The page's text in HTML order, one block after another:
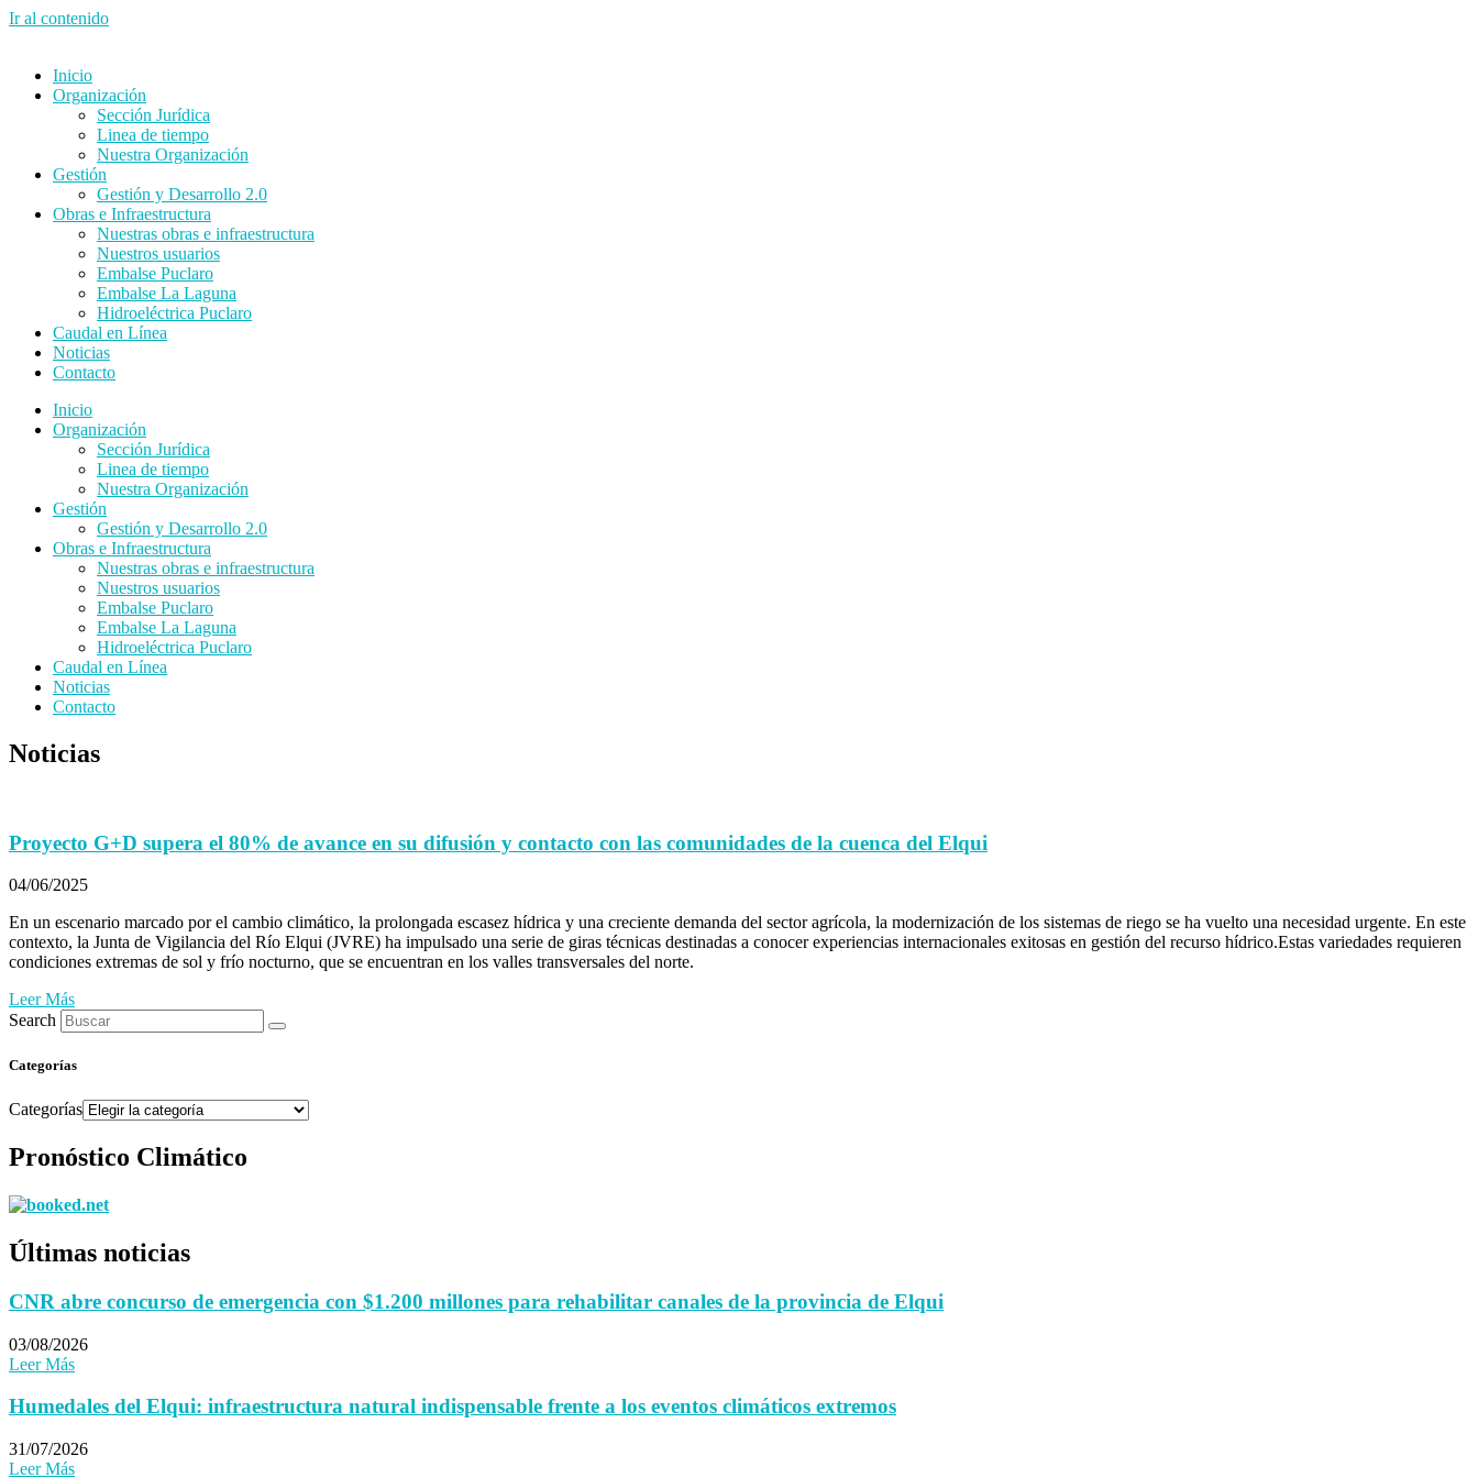
Ir al contenido
Inicio
Organización
Sección Jurídica
Linea de tiempo
Nuestra Organización
Gestión
Gestión y Desarrollo 2.0
Obras e Infraestructura
Nuestras obras e infraestructura
Nuestros usuarios
Embalse Puclaro
Embalse La Laguna
Hidroeléctrica Puclaro
Caudal en Línea
Noticias
Contacto
Inicio
Organización
Sección Jurídica
Linea de tiempo
Nuestra Organización
Gestión
Gestión y Desarrollo 2.0
Obras e Infraestructura
Nuestras obras e infraestructura
Nuestros usuarios
Embalse Puclaro
Embalse La Laguna
Hidroeléctrica Puclaro
Caudal en Línea
Noticias
Contacto
Noticias
Proyecto G+D supera el 80% de avance en su difusión y contacto con las comunidades de la cuenca del Elqui
04/06/2025
En un escenario marcado por el cambio climático, la prolongada escasez hídrica y una creciente demanda del sector agrícola, la modernización de los sistemas de riego se ha vuelto una necesidad urgente. En este
contexto, la Junta de Vigilancia del Río Elqui (JVRE) ha impulsado una serie de giras técnicas destinadas a conocer experiencias internacionales exitosas en gestión del recurso hídrico.Estas variedades requieren
condiciones extremas de sol y frío nocturno, que se encuentran en los valles transversales del norte.
Leer Más
Search
Categorías
Categorías
Pronóstico Climático
Últimas noticias
CNR abre concurso de emergencia con $1.200 millones para rehabilitar canales de la provincia de Elqui
03/08/2026
Leer Más
Humedales del Elqui: infraestructura natural indispensable frente a los eventos climáticos extremos
31/07/2026
Leer Más